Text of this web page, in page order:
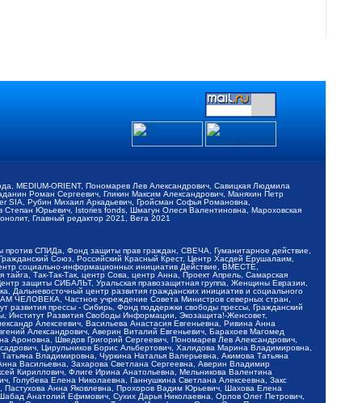
MEDIUM-ORIENT, Пономарев Лев Александрович, Савицкая Людмила
Роман Сергеевич, Гликин Максим Александрович, Маняхин Петр
Рубин Михаил Аркадьевич, Гройсман Софья Романовна,
Юрьевич, Istories fonds, Шмагун Олеся Валентиновна, Мароховская
Главный редактор 2021, Вега 2021
СПИДа, Фонд защиты прав граждан, СВЕЧА, Гуманитарное действие,
Союз, Российский Красный Крест, Центр Хасдей Ерушалаим,
социально-информационных инициатив Действие, ВМЕСТЕ,
Так-Так-Так, центр Сова, центр Анна, Проект Апрель, Самарская
защиты СИБАЛЬТ, Уральская правозащитная группа, Женщины Евразии,
Дальневосточный центр развития гражданских инициатив и социального
ЧЕЛОВЕКА, Частное учреждение Совета Министров северных стран,
прессы - Сибирь, Фонд поддержки свободы прессы, Гражданский
Институт Развития Свободы Информации, Экозащита!-Женсовет,
Алексеевич, Васильева Анастасия Евгеньевна, Ривина Анна
Александрович, Аверин Виталий Евгеньевич, Барахоев Магомед
Шведов Григорий Сергеевич, Пономарев Лев Александрович,
Цирульников Борис Альбертович, Халидова Марина Владимировна,
Владимировна, Чуркина Наталья Валерьевна, Акимова Татьяна
Васильевна, Захарова Светлана Сергеевна, Аверин Владимир
Кириллович, Флиге Ирина Анатольевна, Мельникова Валентина
Елена Николаевна, Ганнушкина Светлана Алексеевна, Закс
Анна Яковлевна, Прохоров Вадим Юрьевич, Шахова Елена
Анатолий Ефимович, Сухих Дарья Николаевна, Орлов Олег Петрович,